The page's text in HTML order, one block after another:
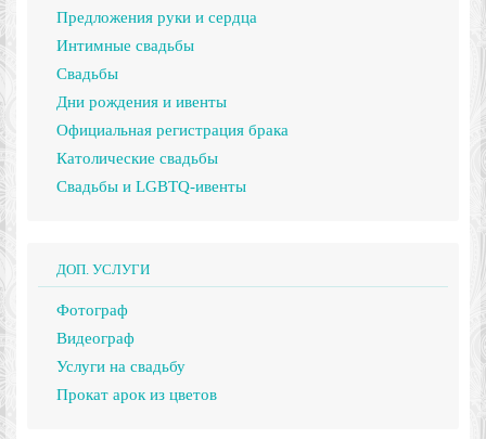
Предложения руки и сердца
Интимные свадьбы
Свадьбы
Дни рождения и ивенты
Официальная регистрация брака
Католические свадьбы
Свадьбы и LGBTQ-ивенты
ДОП. УСЛУГИ
Фотограф
Видеограф
Услуги на свадьбу
Прокат арок из цветов